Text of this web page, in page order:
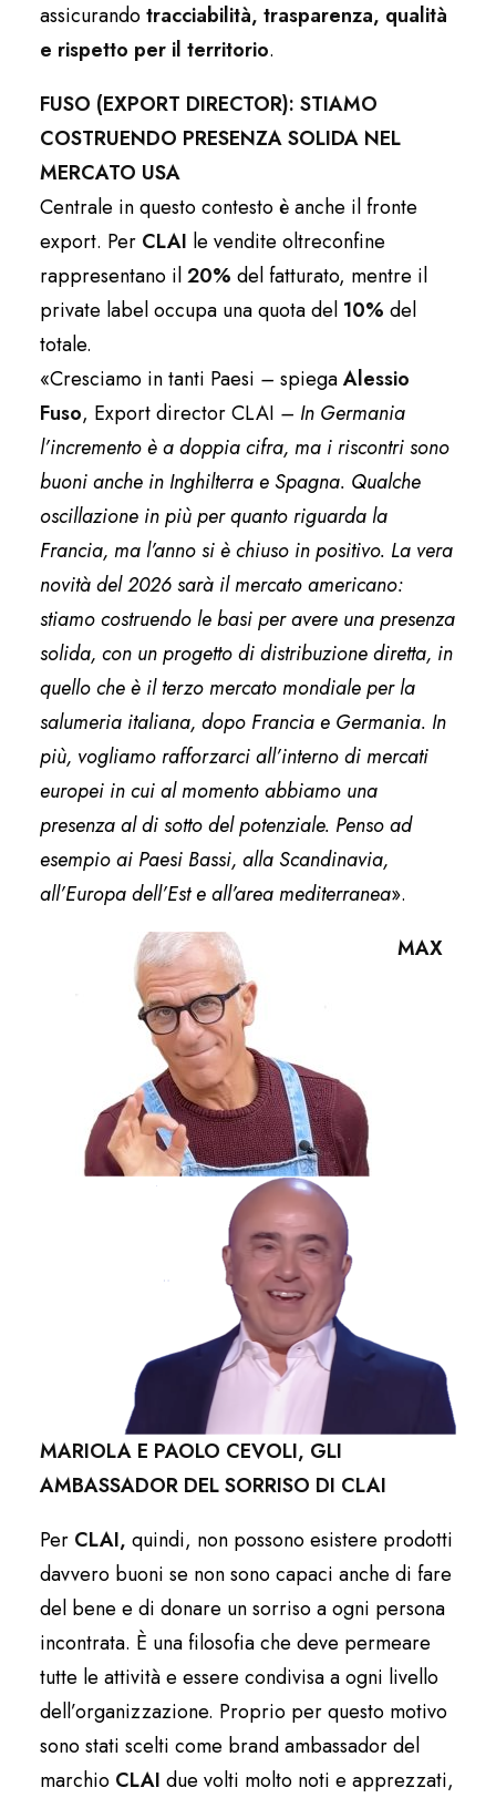
assicurandotracciabilità, trasparenza, qualità
e rispetto per il territorio.
FUSO (EXPORT DIRECTOR): STIAMO
COSTRUENDO PRESENZA SOLIDA NEL
MERCATO USA
Centrale in questo contesto è anche il fronte
export. Per CLAI le vendite oltreconfine
rappresentano il20% del fatturato, mentre il
private label occupa una quota del 10% del
totale.
«Cresciamo in tanti Paesi – spiegaAlessio
Fuso, Export director CLAI – In Germania
l’incremento è a doppia cifra, ma i riscontri sono
buoni anche in Inghilterra e Spagna. Qualche
oscillazione in più per quanto riguarda la
Francia, ma l’anno si è chiuso in positivo. La vera
novità del 2026 sarà il mercato americano:
stiamo costruendo le basi per avere una presenza
solida, con un progetto di distribuzione diretta, in
quello che è il terzo mercato mondiale per la
salumeria italiana, dopo Francia e Germania. In
più, vogliamo rafforzarci all’interno di mercati
europei in cui al momento abbiamo una
presenza al di sotto del potenziale. Penso ad
esempio ai Paesi Bassi, alla Scandinavia,
all’Europa dell’Est e all’area mediterranea».
MAX
MARIOLA E PAOLO CEVOLI, GLI
AMBASSADOR DEL SORRISO DI CLAI
Per CLAI, quindi, non possono esistere prodotti
davvero buoni se non sono capaci anche di fare
del bene e di donare un sorriso a ogni persona
incontrata. È una filosofia che deve permeare
tutte le attività e essere condivisa a ogni livello
dell’organizzazione. Proprio per questo motivo
sono stati scelti come brand ambassador del
marchio CLAI due volti molto noti e apprezzati,